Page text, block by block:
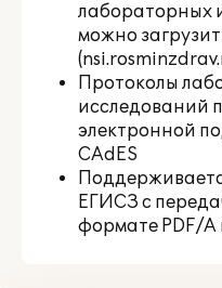
лабораторных
можно
Протоколы
исследований
электронной
CAdES
ЕГИСЗ с
формате PDF/A